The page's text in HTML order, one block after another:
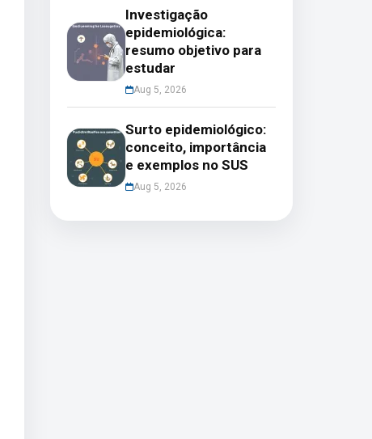
Investigação
epidemiológica:
resumo objetivo para
estudar
Aug 5, 2026
Surto epidemiológico:
conceito, importância
e exemplos no SUS
Aug 5, 2026